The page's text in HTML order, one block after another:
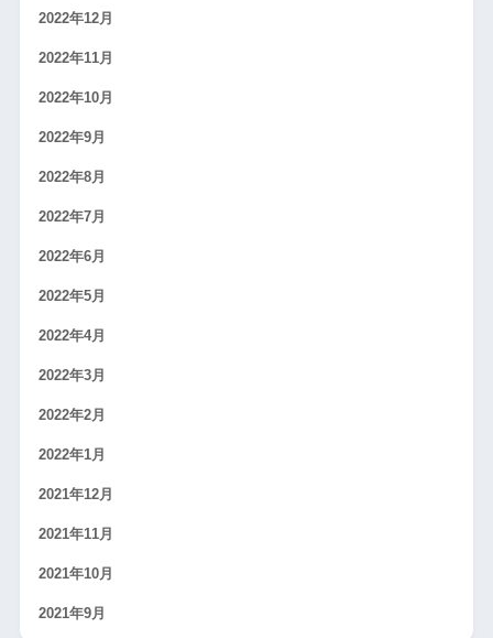
2022年12月
2022年11月
2022年10月
2022年9月
2022年8月
2022年7月
2022年6月
2022年5月
2022年4月
2022年3月
2022年2月
2022年1月
2021年12月
2021年11月
2021年10月
2021年9月